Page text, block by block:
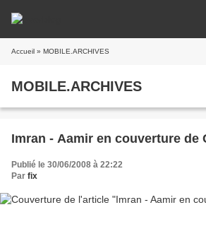
Accueil » MOBILE.ARCHIVES
MOBILE.ARCHIVES
Imran - Aamir en couverture de
Publié le 30/06/2008 à 22:22
Par fix